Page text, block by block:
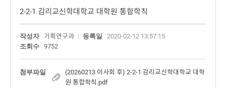
2-2-1 감리교신학대학교 대학원 통합학칙
작성자 기획연구과 등록일
2020-02-12 13:57:15
조회수
9752
첨부파일
(20260213 이사회 후) 2-2-1 감리교신학대학교 대학
원 통합학칙.pdf